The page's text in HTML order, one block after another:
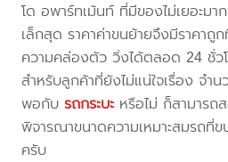
โด อพาร์ทเม้นท์ ที่มีของไม่เยอะม
เล็กสุด ราคาค่าขนย้ายจึงมีราคา
ความคล่องตัว วิ่งได้ตลอด 24 ชั่ว
สำหรับลูกค้าที่ยังไม่แน่ใจเรื่อง จำ
พอกับรถกระบะ หรือไม่ ก็สามารถ
พิจารณาขนาดความเหมาะสมรถที่
ครับ